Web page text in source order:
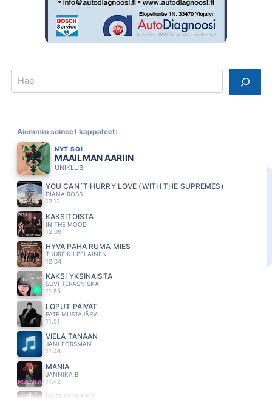
Search
Aiemmin soineet kappaleet:
NYT SOI
MAAILMAN ÄÄRIIN
UNIKLUBI
YOU CAN´T HURRY LOVE (WITH THE SUPREMES)
DIANA ROSS
12.12
KAKSITOISTA
IN THE MOOD
12.09
HYVA PAHA RUMA MIES
TUURE KILPELÄINEN
12.04
KAKSI YKSINÄISTÄ
SUVI TERÄSNISKA
11.55
LOPUT PÄIVÄT
PATE MUSTAJÄRVI
11.51
VIELÄ TÄNÄÄN
JANI FORSMAN
11.46
MANIA
JANNIKA B
11.42
PAALUPAIKKA